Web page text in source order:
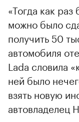
«Тогда как
можно было
получить 50
автомобиля
Lada словила
ней было
взять новую
автовладелец